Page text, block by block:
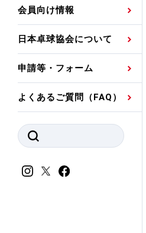
会員向け情報
日本卓球協会について
申請等・フォーム
よくあるご質問（FAQ）